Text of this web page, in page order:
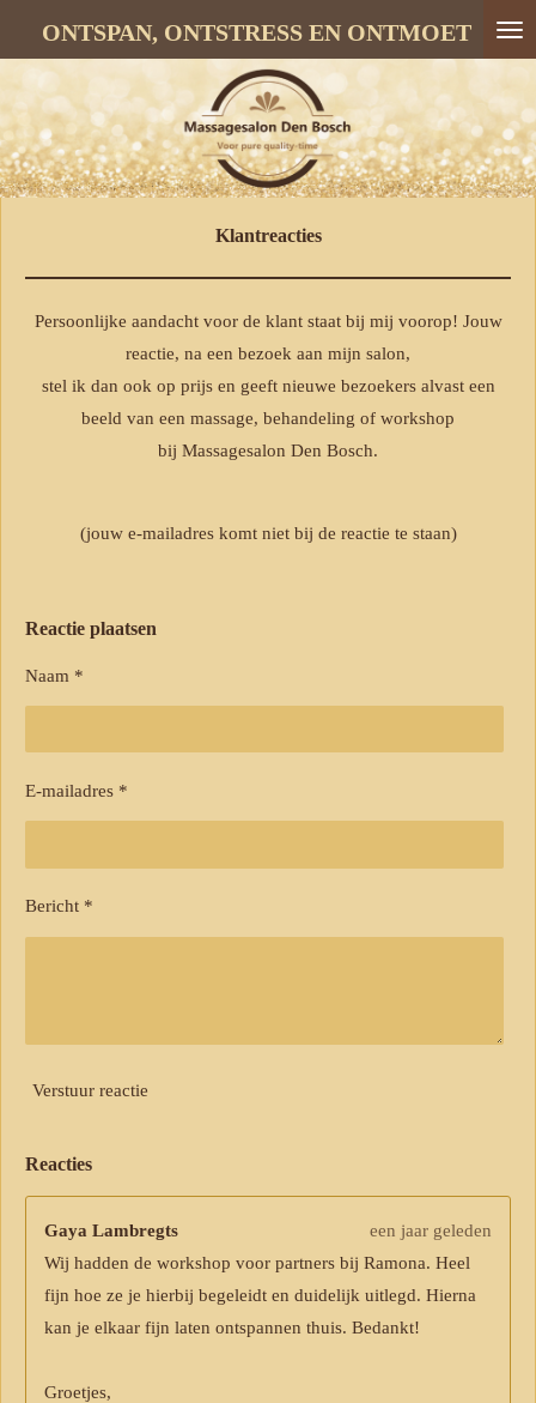
direct
naar
de
hoofdinhoud
ONTSPAN, ONTSTRESS EN ONTMOET
Klantreacties
Persoonlijke aandacht voor de klant staat bij mij voorop! Jouw
reactie, na een bezoek aan mijn salon,
stel ik dan ook op prijs en geeft nieuwe bezoekers alvast een
beeld van een massage, behandeling of workshop
bij Massagesalon Den Bosch.
(jouw e-mailadres komt niet bij de reactie te staan)
Reactie plaatsen
Naam *
E-mailadres *
Bericht *
Verstuur reactie
Reacties
Gaya Lambregts
een jaar geleden
Wij hadden de workshop voor partners bij Ramona. Heel
fijn hoe ze je hierbij begeleidt en duidelijk uitlegd. Hierna
kan je elkaar fijn laten ontspannen thuis. Bedankt!
Groetjes,